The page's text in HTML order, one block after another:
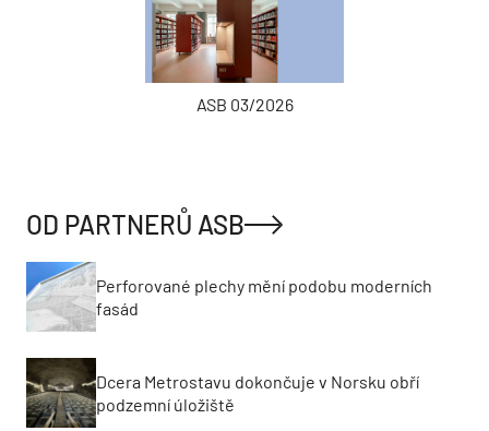
ASB 03/2026
OD PARTNERŮ ASB
Perforované plechy mění podobu moderních
fasád
Dcera Metrostavu dokončuje v Norsku obří
podzemní úložiště